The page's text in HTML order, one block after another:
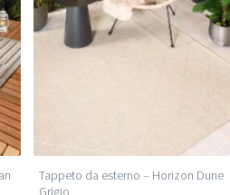
Tappeto da esterno – Horizon Dune